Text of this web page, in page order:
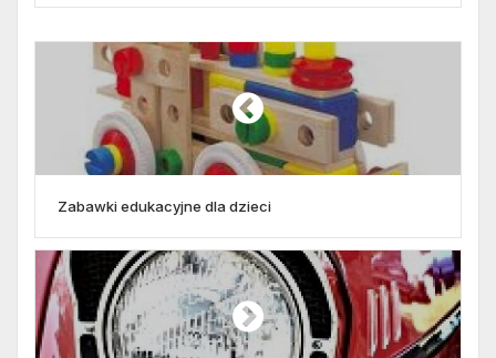
Zabawki edukacyjne dla dzieci